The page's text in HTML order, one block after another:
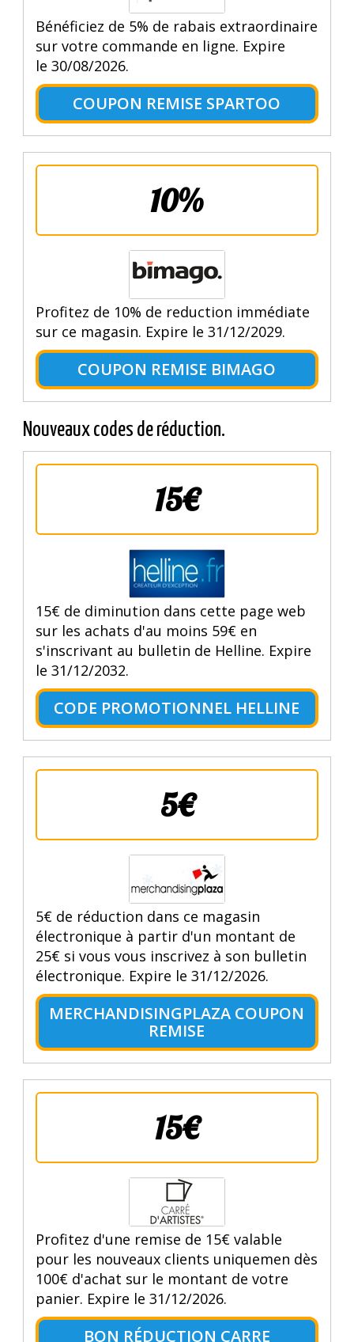
Bénéficiez de 5% de rabais extraordinaire
sur votre commande en ligne. Expire
le 30/08/2026.
COUPON REMISE SPARTOO
10%
Profitez de 10% de reduction immédiate
sur ce magasin. Expire le 31/12/2029.
COUPON REMISE BIMAGO
Nouveaux codes de réduction.
15€
15€ de diminution dans cette page web
sur les achats d'au moins 59€ en
s'inscrivant au bulletin de Helline. Expire
le 31/12/2032.
CODE PROMOTIONNEL HELLINE
5€
5€ de réduction dans ce magasin
électronique à partir d'un montant de
25€ si vous vous inscrivez à son bulletin
électronique. Expire le 31/12/2026.
MERCHANDISINGPLAZA COUPON
REMISE
15€
Profitez d'une remise de 15€ valable
pour les nouveaux clients uniquemen dès
100€ d'achat sur le montant de votre
panier. Expire le 31/12/2026.
BON RÉDUCTION CARRE